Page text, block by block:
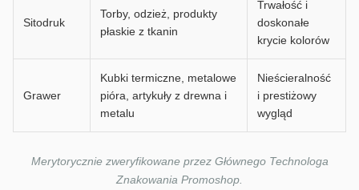
Sitodruk
Torby, odzież, produkty
płaskie z tkanin
Trwałość i
doskonałe
krycie kolorów
Grawer
Kubki termiczne, metalowe
pióra, artykuły z drewna i
metalu
Nieścieralność
i prestiżowy
wygląd
Merytorycznie zweryfikowane przez Głównego Technologa
Znakowania Promoshop.